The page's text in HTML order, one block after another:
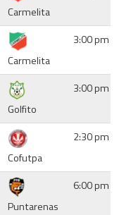
Carmelita
Carmelita
3:00 pm
Golfito
3:00 pm
Cofutpa
2:30 pm
Puntarenas
6:00 pm